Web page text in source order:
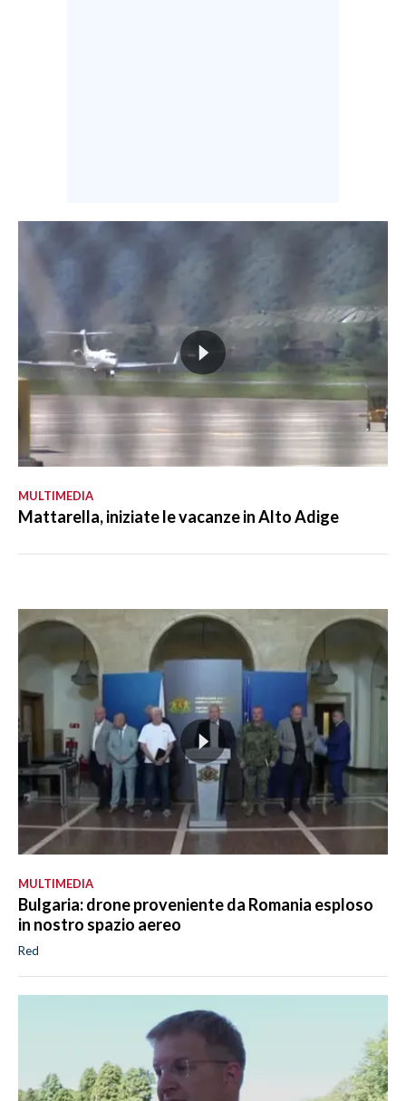
MULTIMEDIA
Mattarella, iniziate le vacanze in Alto Adige
MULTIMEDIA
Bulgaria: drone proveniente da Romania esploso
in nostro spazio aereo
Red